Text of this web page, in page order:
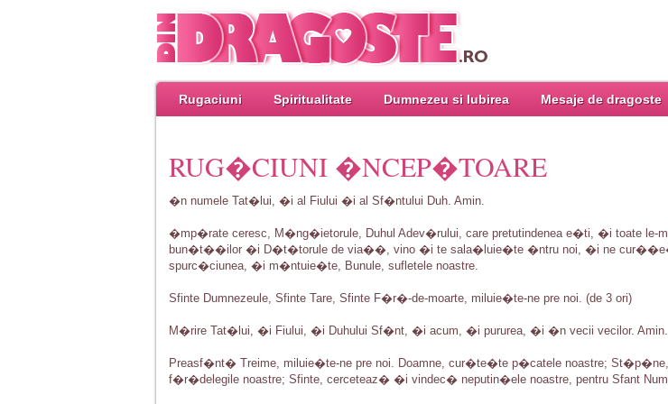
Rugaciuni Spiritualitate Dumnezeu si Iubirea Mesaje de dragoste
RUG�CIUNI �NCEP�TOARE
�n numele Tat�lui, �i al Fiului �i al Sf�ntului Duh. Amin.
�mp�rate ceresc, M�ng�ietorule, Duhul Adev�rului, care pretutindenea e�ti, �i toate le-
bun�t��ilor �i D�t�torule de via��, vino �i te sala�luie�te �ntru noi, �i ne
spurc�ciunea, �i m�ntuie�te, Bunule, sufletele noastre.
Sfinte Dumnezeule, Sfinte Tare, Sfinte F�r�-de-moarte, miluie�te-ne pre noi. (de 3 ori)
M�rire Tat�lui, �i Fiului, �i Duhului Sf�nt, �i acum, �i pururea, �i �n vecii vecilor. Amin.
Preasf�nt� Treime, miluie�te-ne pre noi. Doamne, cur�te�te p�catele noastre;
f�r�delegile noastre; Sfinte, cerceteaz� �i vindec� neputin�ele noastre, pentru Sfant